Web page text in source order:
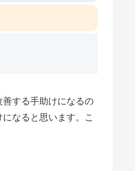
する手助けになるの
なると思います。こ